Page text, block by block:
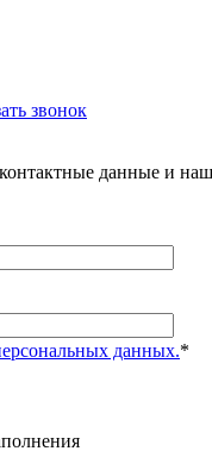
звонок
данные и
данных.*